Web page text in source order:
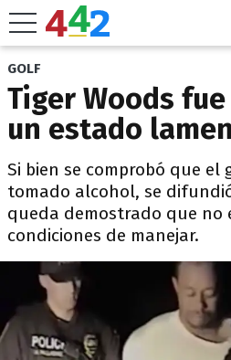
GOLF
Tiger Woods
un estado
Si bien se comprobó que
tomado alcohol, se
queda demostrado que no
condiciones de manejar.